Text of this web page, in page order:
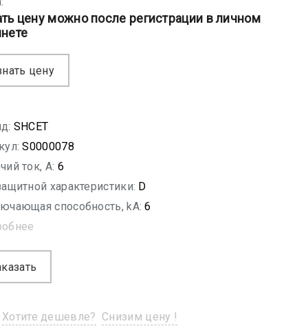
цену можно после регистрации в личном
цену
SHСET
S0000078
ток, A: 6
характеристики: D
способность, kA: 6
Хотите дешевле? Снизим цену !